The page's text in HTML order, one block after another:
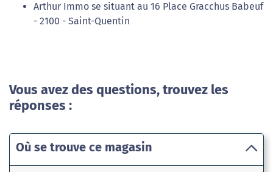
Arthur Immo se situant au 16 Place Gracchus Babeuf
- 2100 - Saint-Quentin
Vous avez des questions, trouvez les
réponses :
Où se trouve ce magasin